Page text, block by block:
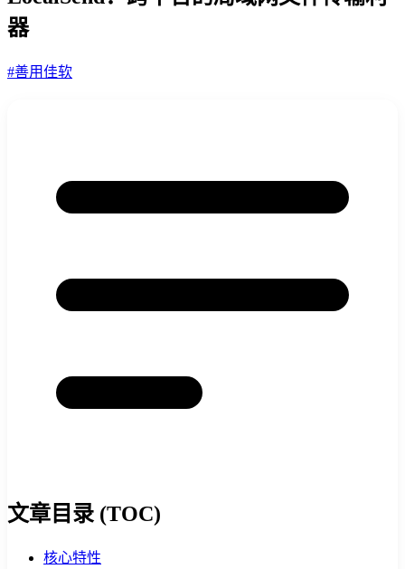
器
#善用佳软
文章目录 (TOC)
核心特性